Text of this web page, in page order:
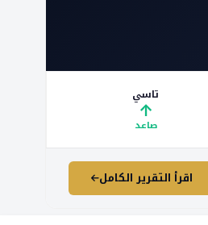
تاسي
↑
صاعد
اقرأ التقرير الكامل